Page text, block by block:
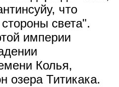
что
света".
империи
Колья,
озера Титикака.